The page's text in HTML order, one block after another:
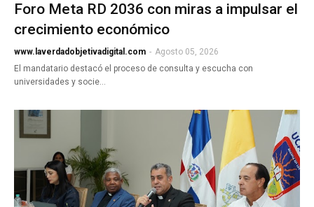
Foro Meta RD 2036 con miras a impulsar el
crecimiento económico
www.laverdadobjetivadigital.com - Agosto 05, 2026
El mandatario destacó el proceso de consulta y escucha con
universidades y socie…